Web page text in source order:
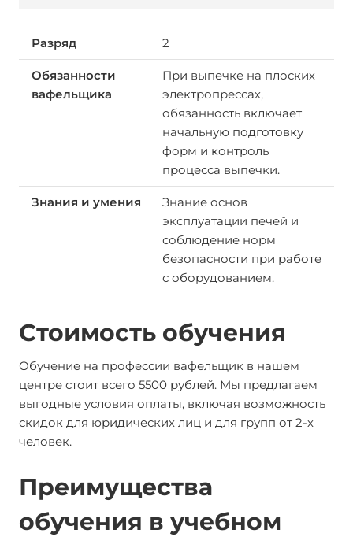
2
При выпечке на плоских
электропрессах,
обязанность включает
начальную подготовку
форм и контроль
процесса выпечки.
Знание основ
эксплуатации печей и
соблюдение норм
безопасности при работе
с оборудованием.
Стоимость обучения
Обучение на профессии вафельщик в нашем
центре стоит всего 5500 рублей. Мы предлагаем
выгодные условия оплаты, включая возможность
скидок для юридических лиц и для групп от 2-х
человек.
Преимущества
обучения в учебном